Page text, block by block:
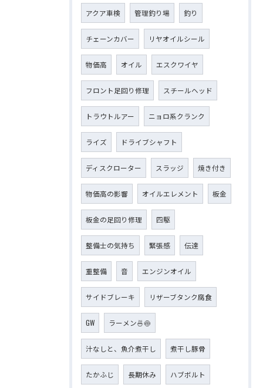
アクア車検 管理釣り場 釣り
チェーンカバー リヤオイルシール
物価高 オイル エスクワイヤ
フロント足回り修理 スチールヘッド
トラウトルアー ニョロ系クランク
ライズ ドライブシャフト
ディスクローター スラッジ 焼き付き
物価高の影響 オイルエレメント 板金
板金の足回り修理 四駆
整備士の気持ち 緊張感 伝達
重整備 音 エンジンオイル
サイドブレーキ リザーブタンク腐食
GW ラーメン🍜🍥
汁なしと、魚介煮干し 煮干し豚骨
たかふじ 長期休み ハブボルト